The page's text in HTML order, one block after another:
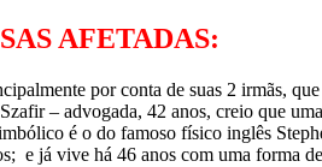
AFETADAS:
por conta de suas 2 irmãs,
– advogada, 42 anos, creio que
é o do famoso físico inglês
e já vive há 46 anos com uma forma